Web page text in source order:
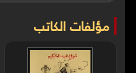
مؤلفات الكاتب